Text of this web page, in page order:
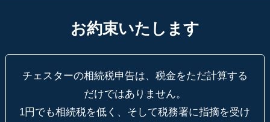
お約束いたします
チェスターの相続税申告は、税金をただ計算する
だけではありません。
1円でも相続税を低く、そして税務署に指摘を受け